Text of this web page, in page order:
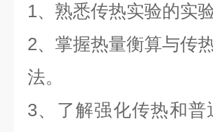
1、熟悉传热实验的实
2、掌握热量衡算与传
法。
3、了解强化传热和